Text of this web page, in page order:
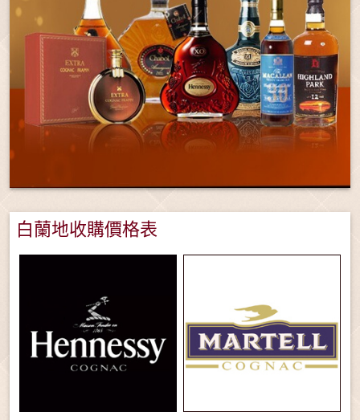
白蘭地收購價格表